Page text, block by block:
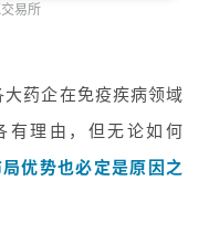
易所
药企在免疫疾病领域
有理由，但无论如何
优势也必定是原因之